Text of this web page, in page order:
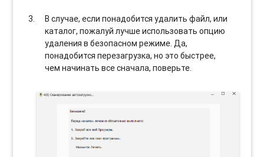
В случае, если понадобится удалить файл, или
каталог, пожалуй лучше использовать опцию
удаления в безопасном режиме. Да,
понадобится перезагрузка, но это быстрее,
чем начинать все сначала, поверьте.